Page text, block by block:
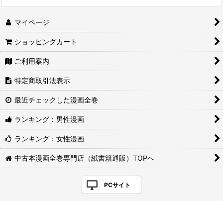
マイページ
ショッピングカート
ご利用案内
特定商取引法表示
最近チェックした漫画全巻
ランキング：男性漫画
ランキング：女性漫画
中古本漫画全巻専門店（紙書籍通販）TOPへ
PCサイト